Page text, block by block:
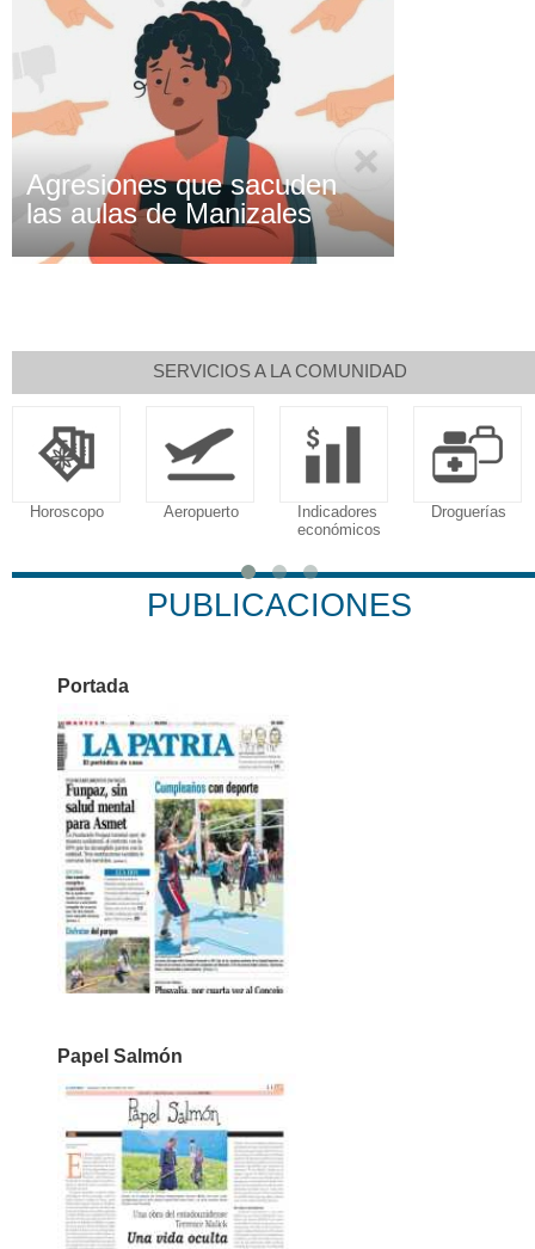
Agresiones que sacuden
las aulas de Manizales
SERVICIOS A LA COMUNIDAD
Aeropuerto
Indicadores
Droguerías Notarías
PUBLICACIONES
Portada
Papel Salmón